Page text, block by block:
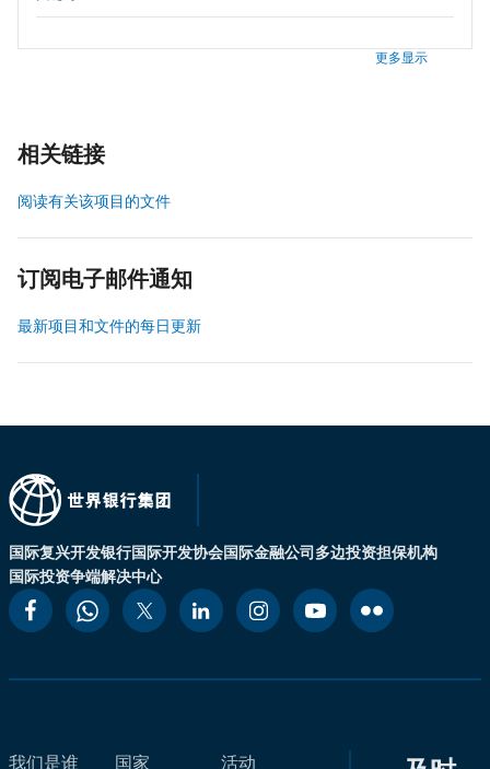
更多显示
相关链接
阅读有关该项目的文件
订阅电子邮件通知
最新项目和文件的每日更新
国际复兴开发银行国际开发协会国际金融公司多边投资担保机构
国际投资争端解决中心
我们是谁
国家
活动